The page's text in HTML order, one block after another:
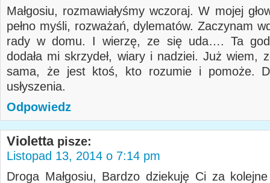
Małgosiu, rozmawiałyśmy wczoraj. W mojej
pełno myśli, rozważań, dylematów. Zaczynam
rady w domu. I wierzę, ze się uda…. Ta
dodała mi skrzydeł, wiary i nadziei. Już wiem,
sama, że jest ktoś, kto rozumie i pomoże.
usłyszenia.
Odpowiedz
Violetta pisze:
Listopad 13, 2014 o 7:14 pm
Droga Małgosiu, Bardzo dziekuję Ci za